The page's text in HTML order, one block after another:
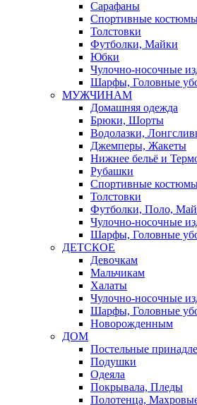
Сарафаны
Спортивные
Толстовки
Футболки, Майки
Юбки
Чулочно-носочные
Шарфы, Головные
МУЖЧИНАМ
Домашняя одежда
Брюки, Шорты
Водолазки,
Джемперы, Жакеты
Нижнее бельё и
Рубашки
Спортивные
Толстовки
Футболки, Поло,
Чулочно-носочные
Шарфы, Головные
ДЕТСКОЕ
Девочкам
Мальчикам
Халаты
Чулочно-носочные
Шарфы, Головные
Новорожденным
ДОМ
Постельные
Подушки
Одеяла
Покрывала, Пледы
Полотенца,